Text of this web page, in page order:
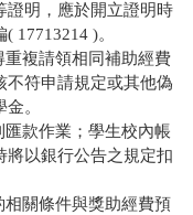
證明，應於開立證明時
17713214 )。
複請領相同補助經費
不符申請規定或其他偽
。
款作業；學生校內帳
將以銀行公告之規定扣
關條件與獎助經費預